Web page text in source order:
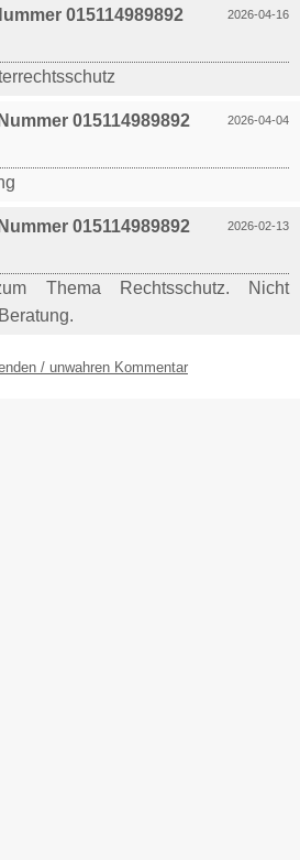
2026-04-16
015114989892
2026-04-04
015114989892
2026-02-13
015114989892
Thema Rechtsschutz. Nicht
/ unwahren Kommentar